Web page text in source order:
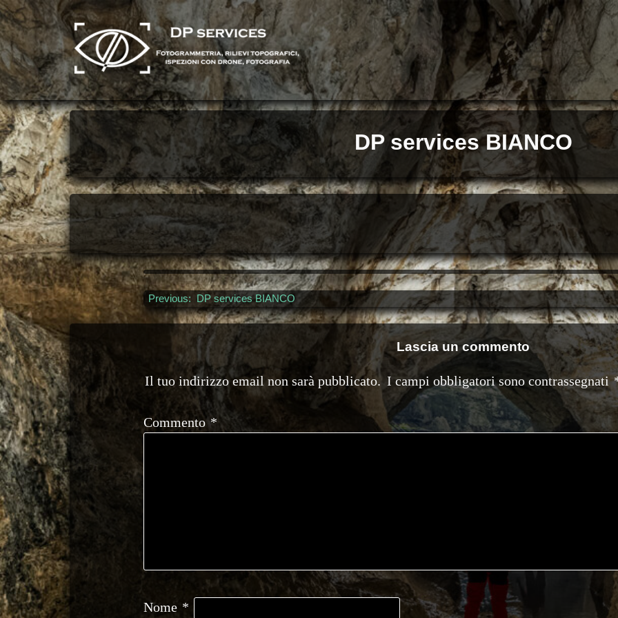
Skip
to
content
DP services BIANCO
Navigazione
articoli
Previous: DP services BIANCO
Lascia un commento
Il tuo indirizzo email non sarà pubblicato. I campi obbligatori sono contrassegnati
Commento*
Nome *